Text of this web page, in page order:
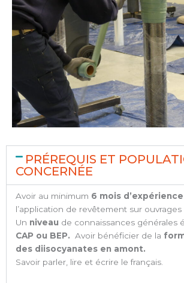
PRÉREQUIS ET
CONCERNÉE
Avoir au minimum 6 mois d’expérience
l’application de revêtement sur ouvrages
Un niveau de connaissances générales
CAP ou BEP. Avoir bénéficier de la
des diisocyanates en amont.
Savoir parler, lire et écrire le français.